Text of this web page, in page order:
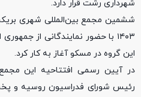
شهرداری رشت قرار دارد.
ششمین مجمع بین‌المللی شهری
۱۴۰۳ با حضور نمایندگانی از
این گروه در مسکو آغاز به کار کرد.
در آیین رسمی افتتاحیه این
رئیس شورای فدراسیون روسیه و